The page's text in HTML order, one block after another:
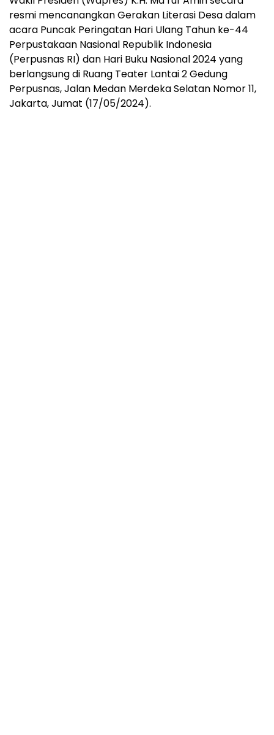
resmi mencanangkan Gerakan Literasi Desa dalam
acara Puncak Peringatan Hari Ulang Tahun ke-44
Perpustakaan Nasional Republik Indonesia
(Perpusnas RI) dan Hari Buku Nasional 2024 yang
berlangsung di Ruang Teater Lantai 2 Gedung
Perpusnas, Jalan Medan Merdeka Selatan Nomor 11,
Jakarta, Jumat (17/05/2024).